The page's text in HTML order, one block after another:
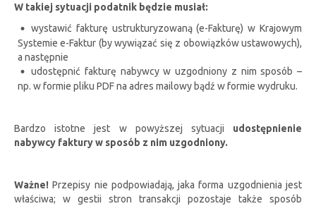
W takiej sytuacji podatnik będzie musiał:
wystawić fakturę ustrukturyzowaną (e-Fakturę) w Krajowym
Systemie e-Faktur (by wywiązać się z obowiązków ustawowych),
a następnie
udostępnić fakturę nabywcy w uzgodniony z nim sposób –
np. w formie pliku PDF na adres mailowy bądź w formie wydruku.
Bardzo istotne jest w powyższej sytuacji udostępnienie
nabywcy faktury w sposób z nim uzgodniony.
Ważne!Przepisy nie podpowiadają, jaka forma uzgodnienia jest
właściwa; w gestii stron transakcji pozostaje także sposób